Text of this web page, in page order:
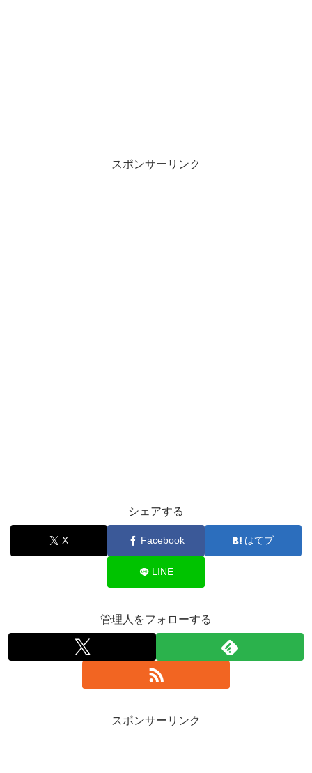
スポンサーリンク
シェアする
X Facebook はてブ
LINE
管理人をフォローする
スポンサーリンク